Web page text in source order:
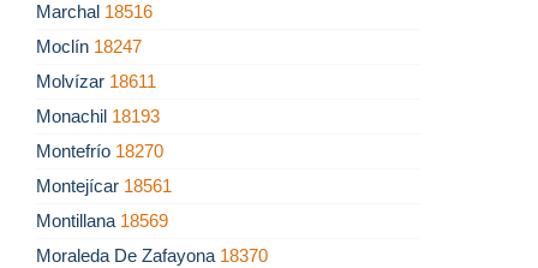
Marchal 18516
Moclín 18247
Molvízar 18611
Monachil 18193
Montefrío 18270
Montejícar 18561
Montillana 18569
Moraleda De Zafayona 18370